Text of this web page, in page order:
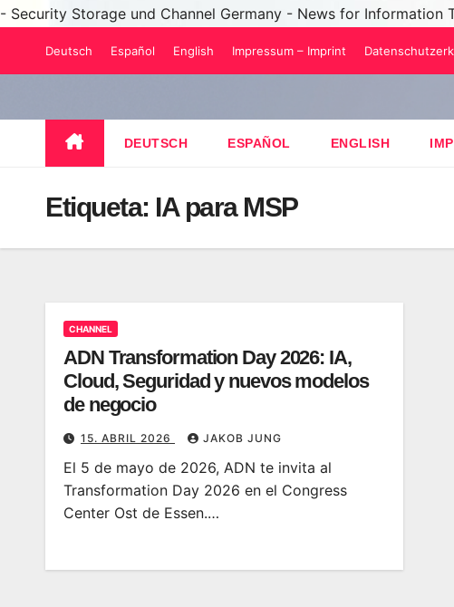
- Security Storage und Channel Germany - News for Information
Deutsch Español English Impressum – Imprint
DEUTSCH ESPAÑOL ENGLISH
Etiqueta: IA para MSP
CHANNEL
ADN Transformation Day 2026: IA,
Cloud, Seguridad y nuevos modelos
de negocio
15. ABRIL 2026 JAKOB JUNG
El 5 de mayo de 2026, ADN te invita al
Transformation Day 2026 en el Congress
Center Ost de Essen.…